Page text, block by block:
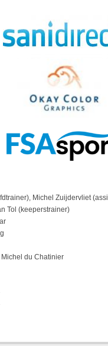
Michel Zuijdervliet
Tol (keeperstrainer)
du Chatinier